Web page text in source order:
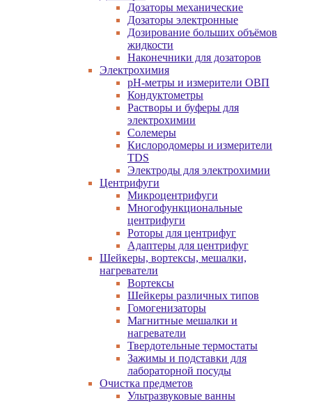
Дозаторы механические
Дозаторы электронные
Дозирование больших объёмов
жидкости
Наконечники для дозаторов
Электрохимия
pH-метры и измерители ОВП
Кондуктометры
Растворы и буферы для
электрохимии
Солемеры
Кислородомеры и измерители
TDS
Электроды для электрохимии
Центрифуги
Микроцентрифуги
Многофункциональные
центрифуги
Роторы для центрифуг
Адаптеры для центрифуг
Шейкеры, вортексы, мешалки,
нагреватели
Вортексы
Шейкеры различных типов
Гомогенизаторы
Магнитные мешалки и
нагреватели
Твердотельные термостаты
Зажимы и подставки для
лабораторной посуды
Очистка предметов
Ультразвуковые ванны